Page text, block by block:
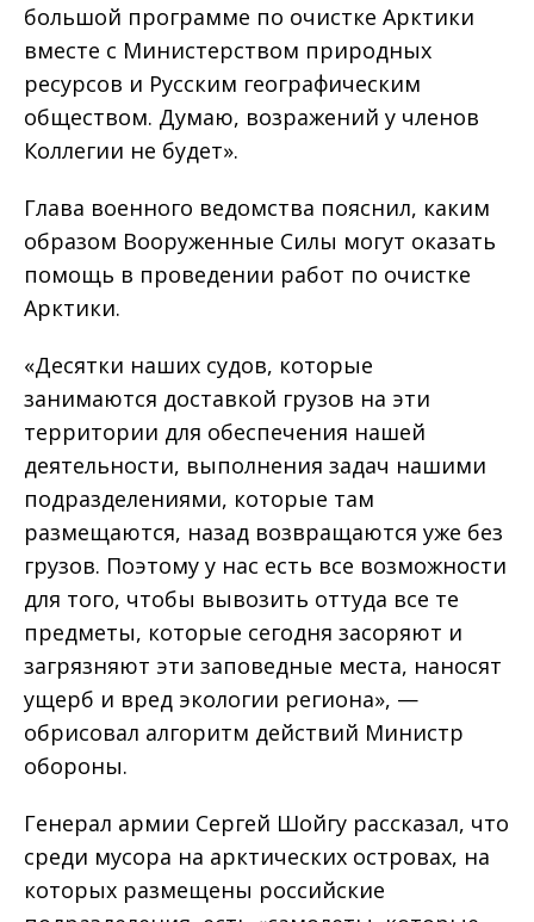
большой программе по очистке Арктики
вместе с Министерством природных
ресурсов и Русским географическим
обществом. Думаю, возражений у членов
Коллегии не будет».
Глава военного ведомства пояснил, каким
образом Вооруженные Силы могут оказать
помощь в проведении работ по очистке
Арктики.
«Десятки наших судов, которые
занимаются доставкой грузов на эти
территории для обеспечения нашей
деятельности, выполнения задач нашими
подразделениями, которые там
размещаются, назад возвращаются уже без
грузов. Поэтому у нас есть все возможности
для того, чтобы вывозить оттуда все те
предметы, которые сегодня засоряют и
загрязняют эти заповедные места, наносят
ущерб и вред экологии региона», —
обрисовал алгоритм действий Министр
обороны.
Генерал армии Сергей Шойгу рассказал, что
среди мусора на арктических островах, на
которых размещены российские